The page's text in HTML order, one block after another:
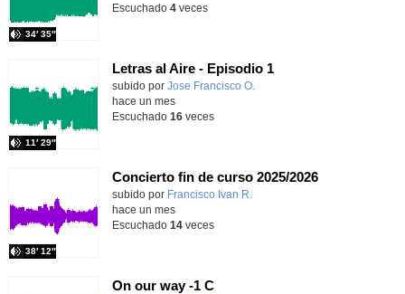
34′ 35″
Escuchado 4veces
Letras al Aire - Episodio 1
subido por Jose Francisco O.
11′ 29″
hace un mes
Escuchado 16veces
Concierto fin de curso 2025/2026
subido por Francisco Ivan R.
38′ 12″
hace un mes
Escuchado 14veces
On our way -1 C